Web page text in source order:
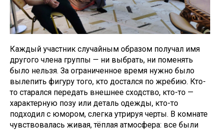
Каждый участник случайным образом получал имя
другого члена группы — ни выбрать, ни поменять
было нельзя. За ограниченное время нужно было
вылепить фигуру того, кто достался по жребию. Кто-
то старался передать внешнее сходство, кто-то —
характерную позу или деталь одежды, кто-то
подходил с юмором, слегка утрируя черты. В комнате
чувствовалась живая, тёплая атмосфера: все были